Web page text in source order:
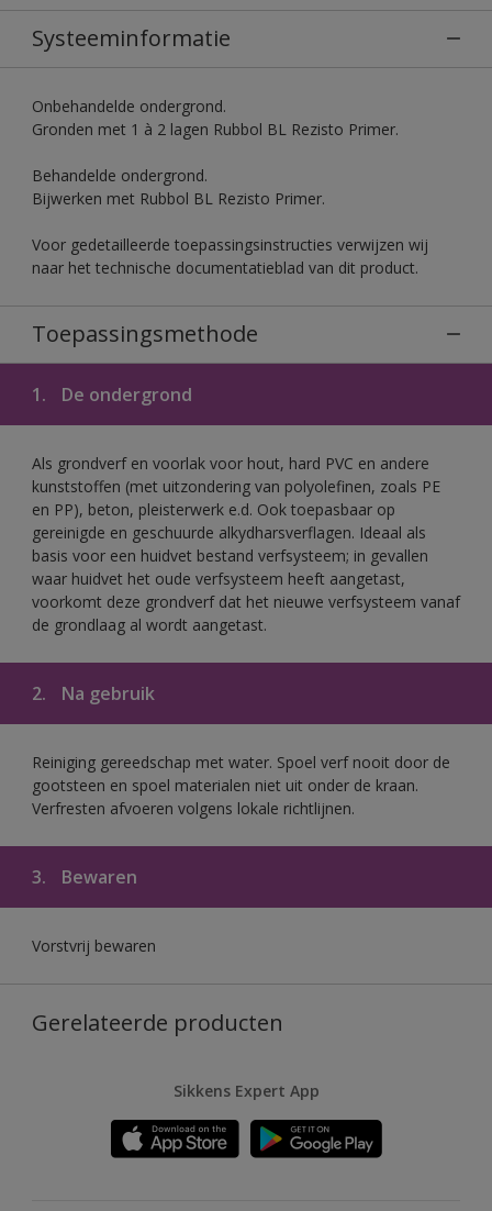
Systeeminformatie
Onbehandelde ondergrond.
Gronden met 1 à 2 lagen Rubbol BL Rezisto Primer.
Behandelde ondergrond.
Bijwerken met Rubbol BL Rezisto Primer.
Voor gedetailleerde toepassingsinstructies verwijzen wij
naar het technische documentatieblad van dit product.
Toepassingsmethode
1. De ondergrond
Als grondverf en voorlak voor hout, hard PVC en andere
kunststoffen (met uitzondering van polyolefinen, zoals PE
en PP), beton, pleisterwerk e.d. Ook toepasbaar op
gereinigde en geschuurde alkydharsverflagen. Ideaal als
basis voor een huidvet bestand verfsysteem; in gevallen
waar huidvet het oude verfsysteem heeft aangetast,
voorkomt deze grondverf dat het nieuwe verfsysteem vanaf
de grondlaag al wordt aangetast.
2. Na gebruik
Reiniging gereedschap met water. Spoel verf nooit door de
gootsteen en spoel materialen niet uit onder de kraan.
Verfresten afvoeren volgens lokale richtlijnen.
3. Bewaren
Vorstvrij bewaren
Gerelateerde producten
Sikkens Expert App